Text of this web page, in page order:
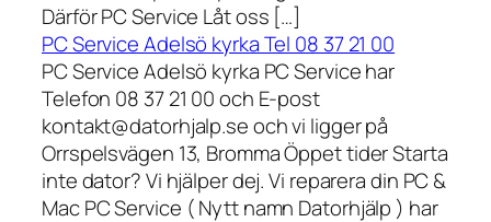
Därför PC Service Låt oss […]
PC Service Adelsö kyrka Tel 08 37 21 00
PC Service Adelsö kyrka PC Service har
Telefon 08 37 21 00 och E-post
kontakt@datorhjalp.se och vi ligger på
Orrspelsvägen 13, Bromma Öppet tider Starta
inte dator? Vi hjälper dej. Vi reparera din PC &
Mac PC Service ( Nytt namn Datorhjälp ) har